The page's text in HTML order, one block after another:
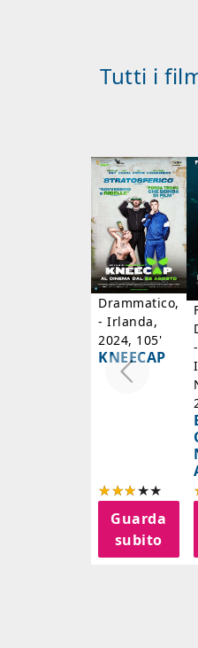
Tutti i
Drammatico,
- Irlanda,
2024, 105'
KNEECAP
Guarda
subito